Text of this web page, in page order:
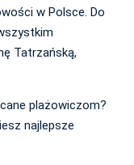
w Polsce. Do
Tatrzańską,
plażowiczom?
najlepsze